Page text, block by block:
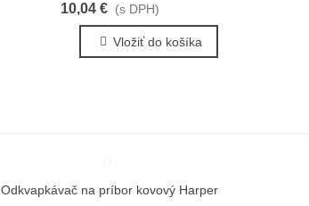
10,04 € (s DPH)
Vložiť do košíka
Obľúbené
Odkvapkávač na príbor kovový Harper